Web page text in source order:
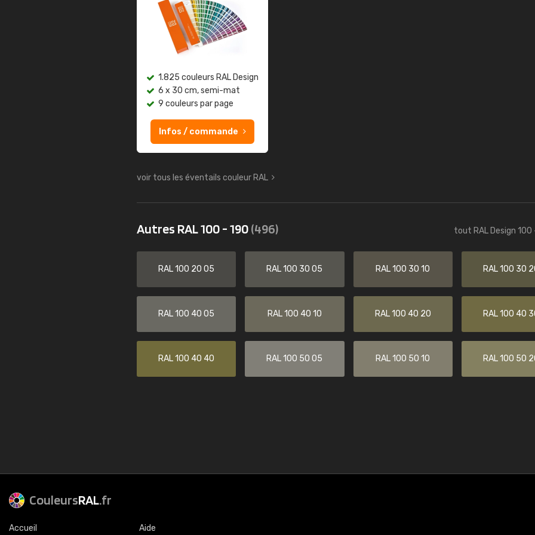
1.825 couleurs RAL Design
6 x 30 cm, semi-mat
9 couleurs par page
Infos / commande
voir tous les éventails couleur RAL
Autres RAL 100 - 190(496) tout RAL Design 100
RAL 100 20 05 RAL 100 30 05 RAL 100 30 10 RAL 100 30
RAL 100 40 05 RAL 100 40 10 RAL 100 40 20 RAL 100 40
RAL 100 40 40 RAL 100 50 05 RAL 100 50 10 RAL 100 50
CouleursRAL.fr
Accueil Aide